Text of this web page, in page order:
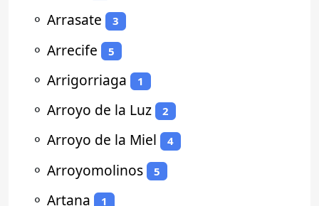
⚬ Arrasate 3
⚬ Arrecife 5
⚬ Arrigorriaga 1
⚬ Arroyo de la Luz 2
⚬ Arroyo de la Miel 4
⚬ Arroyomolinos 5
⚬ Artana 1